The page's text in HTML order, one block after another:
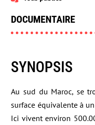
DOCUMENTAIRE
SYNOPSIS
Au sud du Maroc, se
surface équivalente à
Ici vivent environ